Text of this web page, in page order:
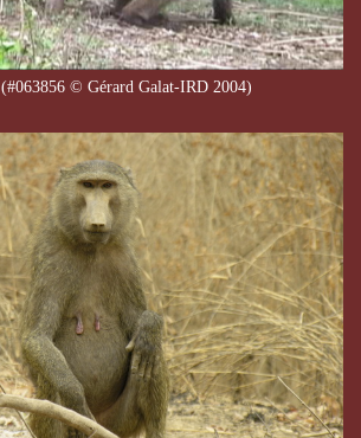
(#063856 © Gérard Galat-IRD 2004)